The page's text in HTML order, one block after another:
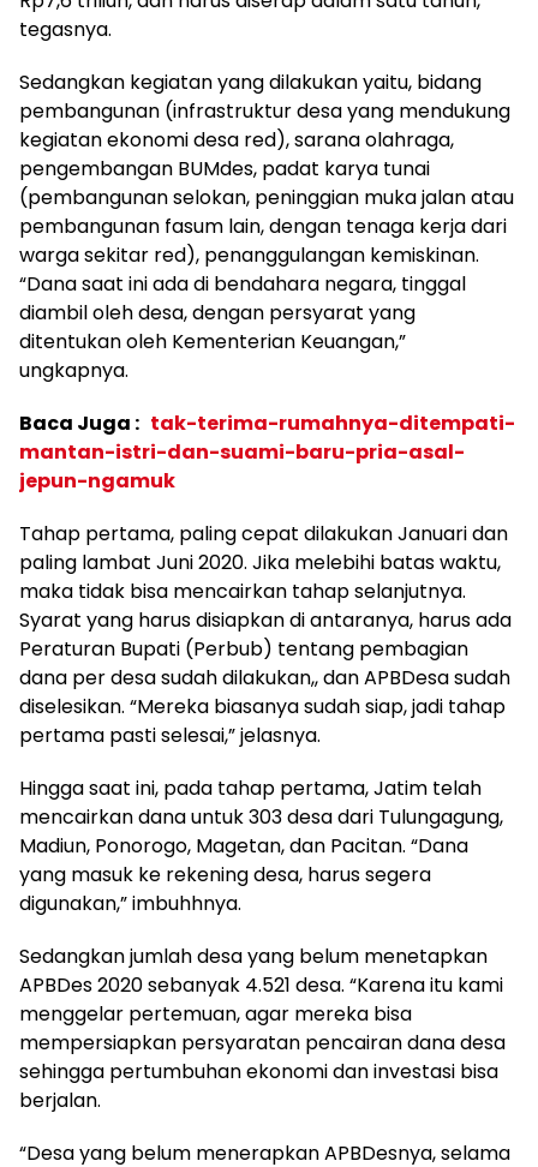
tegasnya.
Sedangkan kegiatan yang dilakukan yaitu, bidang
pembangunan (infrastruktur desa yang mendukung
kegiatan ekonomi desa red), sarana olahraga,
pengembangan BUMdes, padat karya tunai
(pembangunan selokan, peninggian muka jalan atau
pembangunan fasum lain, dengan tenaga kerja dari
warga sekitar red), penanggulangan kemiskinan.
“Dana saat ini ada di bendahara negara, tinggal
diambil oleh desa, dengan persyarat yang
ditentukan oleh Kementerian Keuangan,”
ungkapnya.
Baca Juga : tak-terima-rumahnya-ditempati-
mantan-istri-dan-suami-baru-pria-asal-
jepun-ngamuk
Tahap pertama, paling cepat dilakukan Januari dan
paling lambat Juni 2020. Jika melebihi batas waktu,
maka tidak bisa mencairkan tahap selanjutnya.
Syarat yang harus disiapkan di antaranya, harus ada
Peraturan Bupati (Perbub) tentang pembagian
dana per desa sudah dilakukan,, dan APBDesa sudah
diselesikan. “Mereka biasanya sudah siap, jadi tahap
pertama pasti selesai,” jelasnya.
Hingga saat ini, pada tahap pertama, Jatim telah
mencairkan dana untuk 303 desa dari Tulungagung,
Madiun, Ponorogo, Magetan, dan Pacitan. “Dana
yang masuk ke rekening desa, harus segera
digunakan,” imbuhhnya.
Sedangkan jumlah desa yang belum menetapkan
APBDes 2020 sebanyak 4.521 desa. “Karena itu kami
menggelar pertemuan, agar mereka bisa
mempersiapkan persyaratan pencairan dana desa
sehingga pertumbuhan ekonomi dan investasi bisa
berjalan.
“Desa yang belum menerapkan APBDesnya, selama